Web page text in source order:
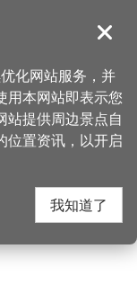
導覽
家
关闭
化网站服务，并
用本网站即表示您
站提供周边景点自
位置资讯，以开启
我知道了